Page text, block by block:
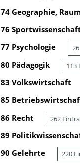
74 Geographie,
76
77 Psychologie
80 Pädagogik 113
83 Volkswirtschaft
85
86 Recht 262
89
90 Gelehrte 220